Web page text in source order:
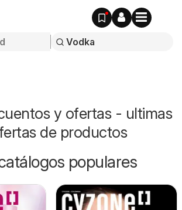
y ofertas - ultimas
de productos
populares